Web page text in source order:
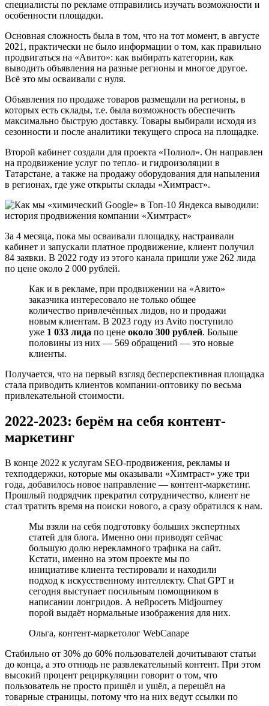
специалисты по рекламе отправились изучать возможности и
особенности площадки.
Основная сложность была в том, что на тот момент, в августе
2021, практически не было информации о том, как правильно
продвигаться на «Авито»: как выбирать категории, как
выводить объявления на разные регионы и многое другое.
Всё это мы осваивали с нуля.
Объявления по продаже товаров размещали на регионы, в
которых есть склады, т.е. была возможность обеспечить
максимально быструю доставку. Товары выбирали исходя из
сезонности и после аналитики текущего спроса на площадке.
Второй кабинет создали для проекта «Полиол». Он направлен
на продвижение услуг по тепло- и гидроизоляции в
Татарстане, а также на продажу оборудования для напыления
в регионах, где уже открыты склады «Химтраст».
За 4 месяца, пока мы осваивали площадку, настраивали
кабинет и запускали платное продвижение, клиент получил
84 заявки. В 2022 году из этого канала пришли уже 262 лида
по цене около 2 000 рублей.
Как и в рекламе, при продвижении на «Авито»
заказчика интересовало не только общее
количество привлечённых лидов, но и продажи
новым клиентам. В 2023 году из Avito поступило
уже 1 033 лида по цене около 300 рублей. Больше
половины из них — 569 обращений — это новые
клиенты.
Получается, что на первый взгляд бесперспективная площадка
стала приводить клиентов компании-оптовику по весьма
привлекательной стоимости.
2022-2023: берём на себя контент-
маркетинг
В конце 2022 к услугам SEO-продвижения, рекламы и
техподдержки, которые мы оказывали «Химтраст» уже три
года, добавилось новое направление — контент-маркетинг.
Прошлый подрядчик прекратил сотрудничество, клиент не
стал тратить время на поиски нового, а сразу обратился к нам.
Мы взяли на себя подготовку больших экспертных
статей для блога. Именно они приводят сейчас
большую долю нерекламного трафика на сайт.
Кстати, именно на этом проекте мы по
инициативе клиента тестировали и находили
подход к искусственному интеллекту. Chat GPT и
сегодня выступает посильным помощником в
написании лонгридов. А нейросеть Midjourney
порой выдаёт нормальные изображения для них.
Ольга, контент-маркетолог WebCanape
Стабильно от 30% до 60% пользователей дочитывают статьи
до конца, а это отнюдь не развлекательный контент. При этом
высокий процент рециркуляции говорит о том, что
пользователь не просто пришёл и ушёл, а перешёл на
товарные страницы, потому что на них ведут ссылки по